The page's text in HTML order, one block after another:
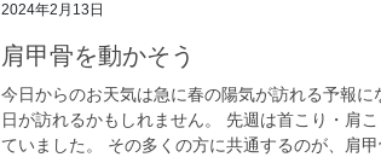
2024年2月13日
肩甲骨を動かそう
今日からのお天気は急に春の陽気が訪れる予報
日が訪れるかもしれません。 先週は首こり・肩
ていました。 その多くの方に共通するのが、肩